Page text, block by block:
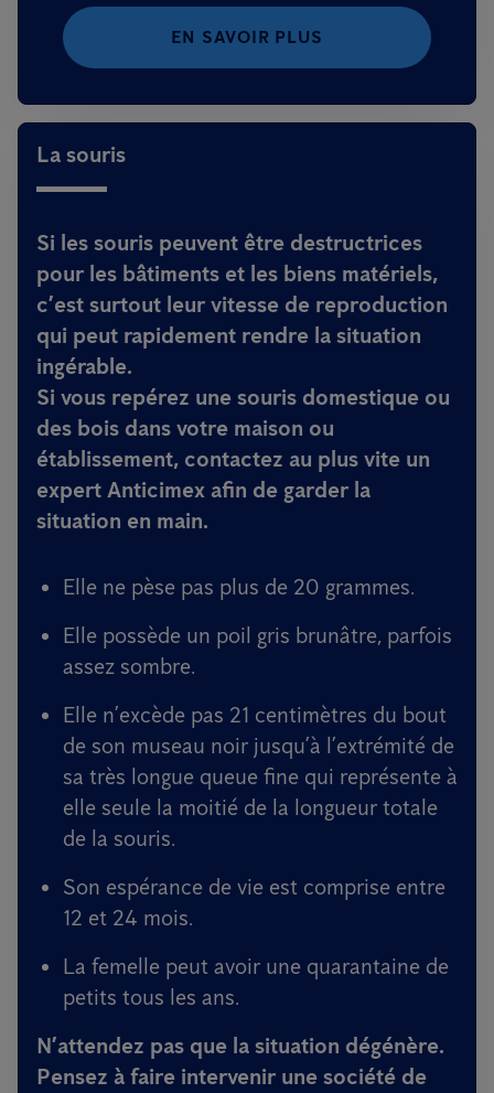
EN SAVOIR PLUS
La souris
Si les souris peuvent être destructrices
pour les bâtiments et les biens matériels,
c’est surtout leur vitesse de reproduction
qui peut rapidement rendre la situation
ingérable.
Si vous repérez une souris domestique ou
des bois dans votre maison ou
établissement, contactez au plus vite un
expert Anticimex afin de garder la
situation en main.
Elle ne pèse pas plus de 20 grammes.
Elle possède un poil gris brunâtre, parfois
assez sombre.
Elle n’excède pas 21 centimètres du bout
de son museau noir jusqu’à l’extrémité de
sa très longue queue fine qui représente à
elle seule la moitié de la longueur totale
de la souris.
Son espérance de vie est comprise entre
12 et 24 mois.
La femelle peut avoir une quarantaine de
petits tous les ans.
N’attendez pas que la situation dégénère.
Pensez à faire intervenir une société de